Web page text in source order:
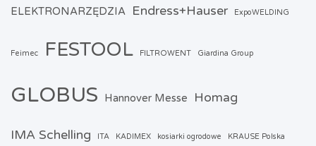
ELEKTRONARZĘDZIA Endress+Hauser ExpoWELDING
Feimec FESTOOL FILTROWENT Giardina Group
GLOBUS Hannover Messe Homag
IMA Schelling ITA KADIMEX kosiarki ogrodowe KRAUSE Polska